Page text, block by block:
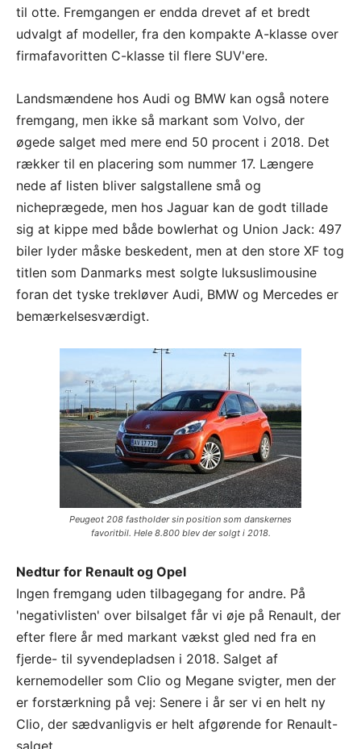
til otte. Fremgangen er endda drevet af et bredt
udvalgt af modeller, fra den kompakte A-klasse over
firmafavoritten C-klasse til flere SUV'ere.
Landsmændene hos Audi og BMW kan også notere
fremgang, men ikke så markant som Volvo, der
øgede salget med mere end 50 procent i 2018. Det
rækker til en placering som nummer 17. Længere
nede af listen bliver salgstallene små og
nicheprægede, men hos Jaguar kan de godt tillade
sig at kippe med både bowlerhat og Union Jack: 497
biler lyder måske beskedent, men at den store XF tog
titlen som Danmarks mest solgte luksuslimousine
foran det tyske trekløver Audi, BMW og Mercedes er
bemærkelsesværdigt.
Peugeot 208 fastholder sin position som danskernes
favoritbil. Hele 8.800 blev der solgt i 2018.
Nedtur for Renault og Opel
Ingen fremgang uden tilbagegang for andre. På
'negativlisten' over bilsalget får vi øje på Renault, der
efter flere år med markant vækst gled ned fra en
fjerde- til syvendepladsen i 2018. Salget af
kernemodeller som Clio og Megane svigter, men der
er forstærkning på vej: Senere i år ser vi en helt ny
Clio, der sædvanligvis er helt afgørende for Renault-